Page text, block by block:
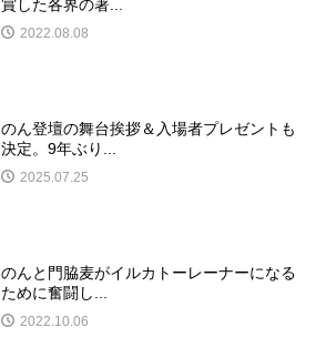
賞した各界の著...
2022.08.08
のん登壇の舞台挨拶＆入場者プレゼントも
決定。9年ぶり...
2025.07.25
のんと門脇麦がイルカトーレーナーになる
ために奮闘し...
2022.10.06